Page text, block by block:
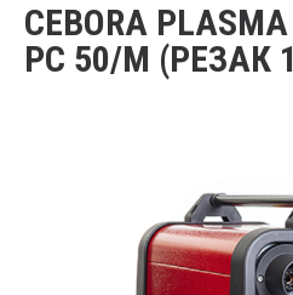
CEBORA
PC 50/М (РЕЗАК